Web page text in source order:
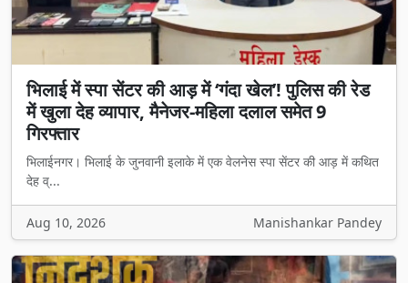
भिलाई में स्पा सेंटर की आड़ में ‘गंदा खेल’! पुलिस की रेड
में खुला देह व्यापार, मैनेजर-महिला दलाल समेत 9
गिरफ्तार
भिलाईनगर। भिलाई के जुनवानी इलाके में एक वेलनेस स्पा सेंटर की आड़ में कथित
देह व्...
Aug 10, 2026 Manishankar Pandey